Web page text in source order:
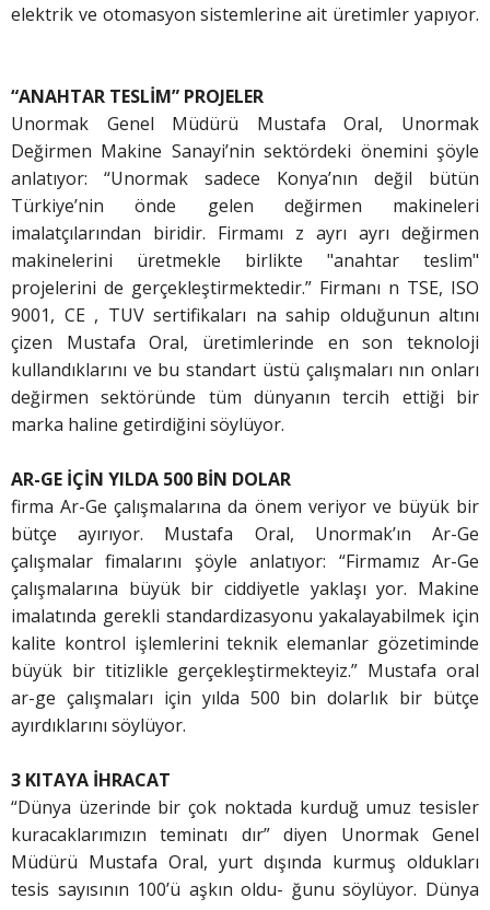
elektrik ve otomasyon sistemlerine ait üretimler yapıyor.
“ANAHTAR TESLİM” PROJELER
Unormak Genel Müdürü Mustafa Oral, Unormak
Değirmen Makine Sanayi’nin sektördeki önemini şöyle
anlatıyor: “Unormak sadece Konya’nın değil bütün
Türkiye’nin önde gelen değirmen makineleri
imalatçılarından biridir. Firmamı z ayrı ayrı değirmen
makinelerini üretmekle birlikte "anahtar teslim"
projelerini de gerçekleştirmektedir.” Firmanı n TSE, ISO
9001, CE , TUV sertifikaları na sahip olduğunun altını
çizen Mustafa Oral, üretimlerinde en son teknoloji
kullandıklarını ve bu standart üstü çalışmaları nın onları
değirmen sektöründe tüm dünyanın tercih ettiği bir
marka haline getirdiğini söylüyor.
AR-GE İÇİN YILDA 500 BİN DOLAR
firma Ar-Ge çalışmalarına da önem veriyor ve büyük bir
bütçe ayırıyor. Mustafa Oral, Unormak’ın Ar-Ge
çalışmalar fimalarını şöyle anlatıyor: “Firmamız Ar-Ge
çalışmalarına büyük bir ciddiyetle yaklaşı yor. Makine
imalatında gerekli standardizasyonu yakalayabilmek için
kalite kontrol işlemlerini teknik elemanlar gözetiminde
büyük bir titizlikle gerçekleştirmekteyiz.” Mustafa oral
ar-ge çalışmaları için yılda 500 bin dolarlık bir bütçe
ayırdıklarını söylüyor.
3 KITAYA İHRACAT
“Dünya üzerinde bir çok noktada kurduğ umuz tesisler
kuracaklarımızın teminatı dır” diyen Unormak Genel
Müdürü Mustafa Oral, yurt dışında kurmuş oldukları
tesis sayısının 100’ü aşkın oldu- ğunu söylüyor. Dünya